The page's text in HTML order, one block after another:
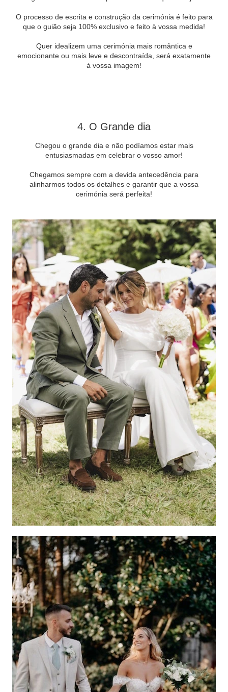
O processo de escrita e construção da cerimónia é feito para
que o guião seja 100% exclusivo e feito à vossa medida!
Quer idealizem uma cerimónia mais romântica e
emocionante ou mais leve e descontraída, será exatamente
à vossa imagem!
4. O Grande dia
Chegou o grande dia e não podíamos estar mais
entusiasmadas em celebrar o vosso amor!
Chegamos sempre com a devida antecedência para
alinharmos todos os detalhes e garantir que a vossa
cerimónia será perfeita!